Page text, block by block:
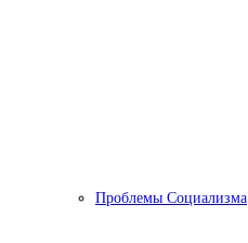
Проблемы Социализма